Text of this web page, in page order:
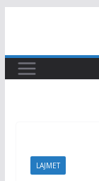
content
LAJMET